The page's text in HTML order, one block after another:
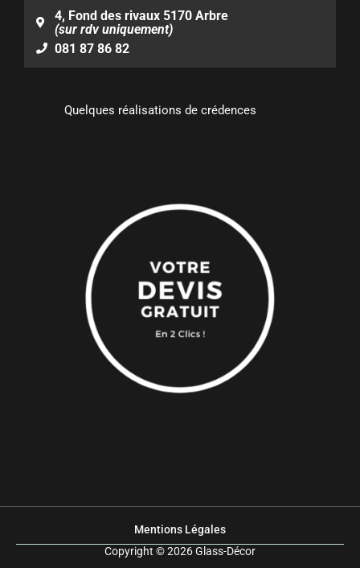
o
o
k
g
r
a
m
u
b
e
4, Fond des rivaux 5170 Arbre
(sur rdv uniquement)
081 87 86 82
Quelques réalisations de crédences
Mentions Légales
Copyright © 2026 Glass-Décor